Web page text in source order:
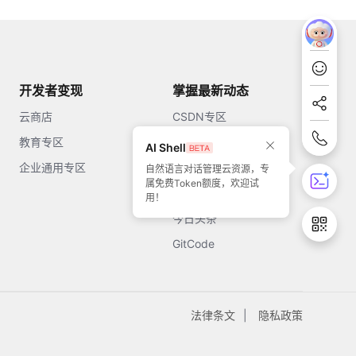
开发者变现
云商店
教育专区
企业通用专区
掌握最新动态
CSDN专区
知乎
开源中国
今日头条
GitCode
法律条文 隐私政策
AI Shell
自然语言对话管理云资源，专
属免费Token额度，欢迎试
用！